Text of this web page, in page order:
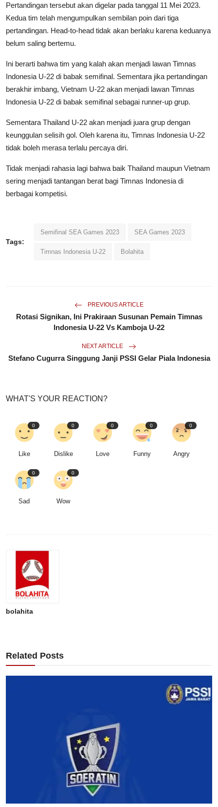
Pertandingan tersebut akan digelar pada tanggal 11 Mei 2023.
Kedua tim telah mengumpulkan sembilan poin dari tiga
pertandingan. Head-to-head tidak akan berlaku karena keduanya
belum saling bertemu.
Ini berarti bahwa tim yang kalah akan menjadi lawan Timnas
Indonesia U-22 di babak semifinal. Sementara jika pertandingan
berakhir imbang, Vietnam U-22 akan menjadi lawan Timnas
Indonesia U-22 di babak semifinal sebagai runner-up grup.
Sementara Thailand U-22 akan menjadi juara grup dengan
keunggulan selisih gol. Oleh karena itu, Timnas Indonesia U-22
tidak boleh merasa terlalu percaya diri.
Tidak menjadi rahasia lagi bahwa baik Thailand maupun Vietnam
sering menjadi tantangan berat bagi Timnas Indonesia di
berbagai kompetisi.
Tags:
Semifinal SEA Games 2023 SEA Games 2023
Timnas Indonesia U-22 Bolahita
PREVIOUS ARTICLE
Rotasi Signikan, Ini Prakiraan Susunan Pemain Timnas
Indonesia U-22 Vs Kamboja U-22
NEXT ARTICLE
Stefano Cugurra Singgung Janji PSSI Gelar Piala Indonesia
WHAT'S YOUR REACTION?
0
Like
0
Dislike
0
Love
0
Funny
0
Angry
0
Sad
0
Wow
bolahita
Related Posts